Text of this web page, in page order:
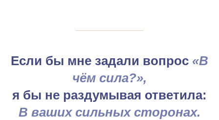
Если бы мне задали вопрос «В
чём сила?»,
я бы не раздумывая ответила:
В ваших сильных сторонах.